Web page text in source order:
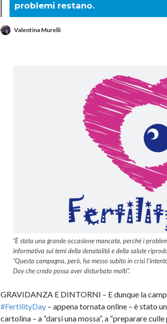
problemi restano.
Valentina Murelli
“È stata una grande occasione mancata, perché i
informativa sui temi della denatalità e della salute
“Questa campagna, però, ha messo subito in crisi
Day che credo possa aver disturbato molti”.
GRAVIDANZA E DINTORNI – E dunque la
#FertilityDay – appena tornata online – è stato
cartolina – a “darsi una mossa”, a “preparare